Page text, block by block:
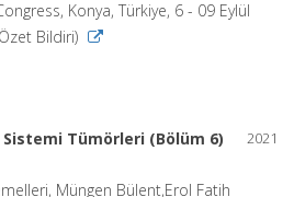
Konya, Türkiye, 6 - 09 Eylül
Bildiri)
2021
Tümörleri (Bölüm 6)
Müngen Bülent,Erol Fatih